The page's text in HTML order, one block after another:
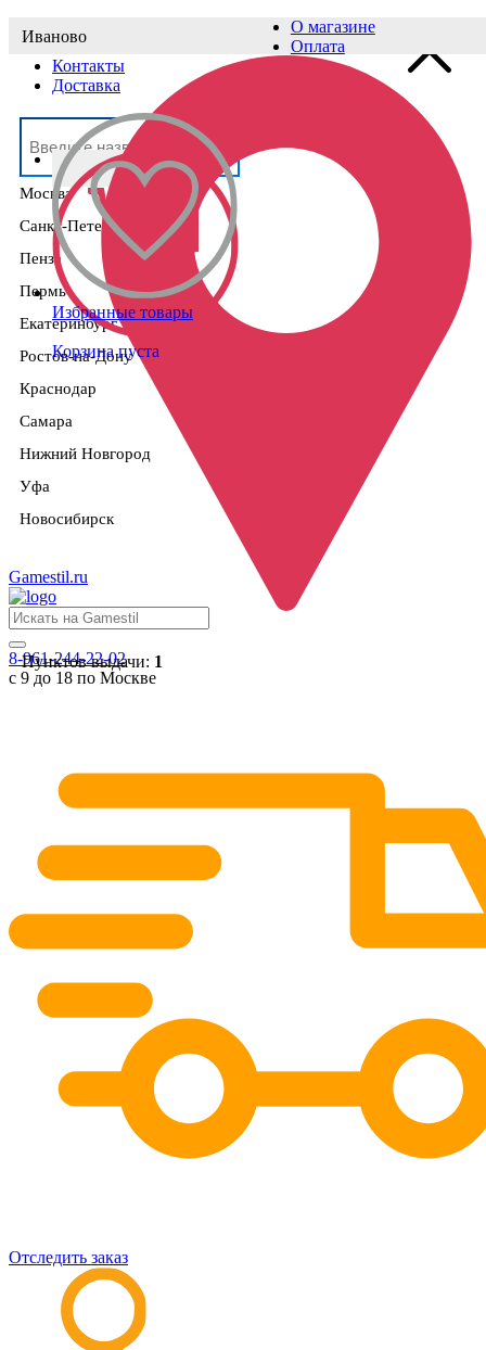
Выберите населённый пункт
Москва
Санкт-Петербург
Пенза
Пермь
Екатеринбург
Ростов-на-Дону
Краснодар
Самара
Нижний Новгород
Уфа
Новосибирск
Иваново
Пунктов выдачи: 1
О магазине
Оплата
Контакты
Доставка
Избранные товары
Корзина пуста
Gamestil.ru
8-961-244-22-02
с 9 до 18 по Москве
Отследить заказ